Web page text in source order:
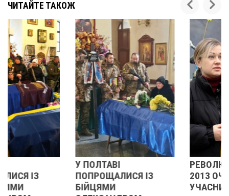
ЧИТАЙТЕ ТАКОЖ
ПОПРОЩАЛИСЯ ІЗ
БІЙЦЯМИ
РЕВОЛЮЦІЯ ГІДНОСТІ
2013 ОЧИМА